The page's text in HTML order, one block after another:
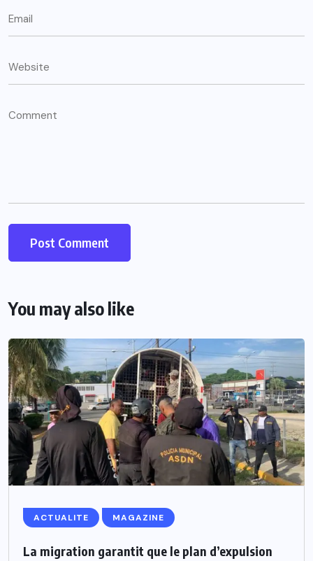
You may also like
ACTUALITE MAGAZINE
La migration garantit que le plan d’expulsion